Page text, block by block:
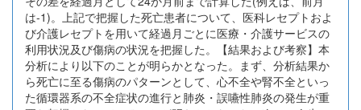
は-1)。上記で把握した死亡患者について、医科レセプトおよ
び介護レセプトを用いて経過月ごとに医療・介護サービスの
利用状況及び傷病の状況を把握した。【結果および考察】本
分析により以下のことが明らかとなった。まず、分析結果か
ら死亡に至る傷病のパターンとして、心不全や腎不全といっ
た循環器系の不全症状の進行と肺炎・誤嚥性肺炎の発生が重